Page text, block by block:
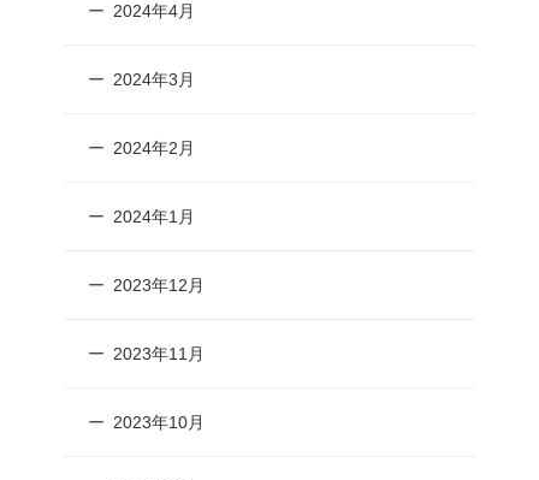
2024年4月
2024年3月
2024年2月
2024年1月
2023年12月
2023年11月
2023年10月